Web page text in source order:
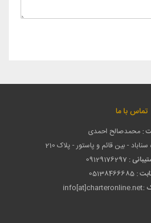
تماس با ما
: محمدصالح احمدی
- بین قائم و پاستور - پلاک 210
:
09129176297
:
05138466685
:
info[at]charteronline.net